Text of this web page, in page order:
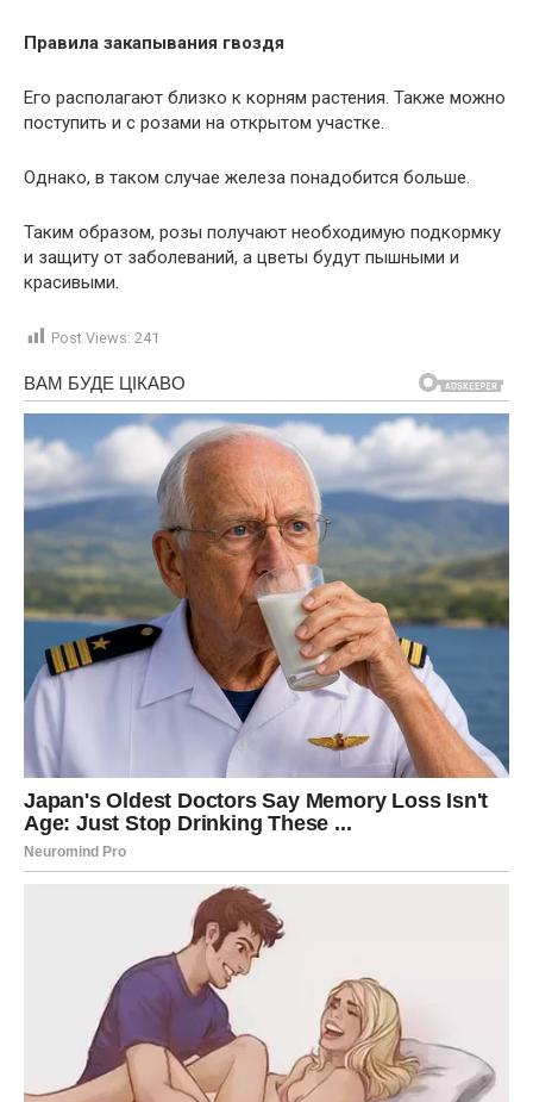
Правила закапывания гвоздя
Его располагают близко к корням растения. Также можно
поступить и с розами на открытом участке.
Однако, в таком случае железа понадобится больше.
Таким образом, розы получают необходимую подкормку
и защиту от заболеваний, а цветы будут пышными и
красивыми.
Post Views: 241